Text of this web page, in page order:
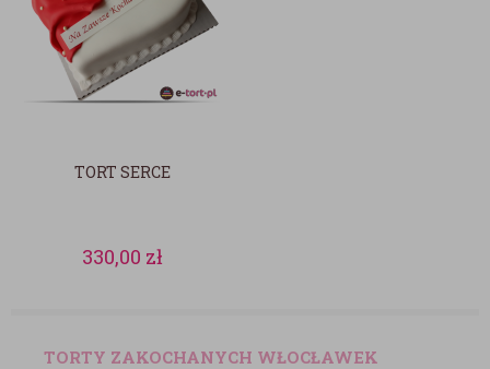
TORT SERCE
330,00 zł
TORTY ZAKOCHANYCH WŁOCŁAWEK